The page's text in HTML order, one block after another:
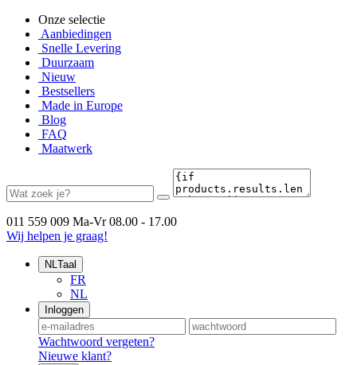
Onze selectie
Aanbiedingen
Snelle Levering
Duurzaam
Nieuw
Bestsellers
Made in Europe
Blog
FAQ
Maatwerk
011 559 009 Ma-Vr 08.00 - 17.00
Wij helpen je graag!
NLTaal
FR
NL
Inloggen
Wachtwoord vergeten?
Nieuwe klant?